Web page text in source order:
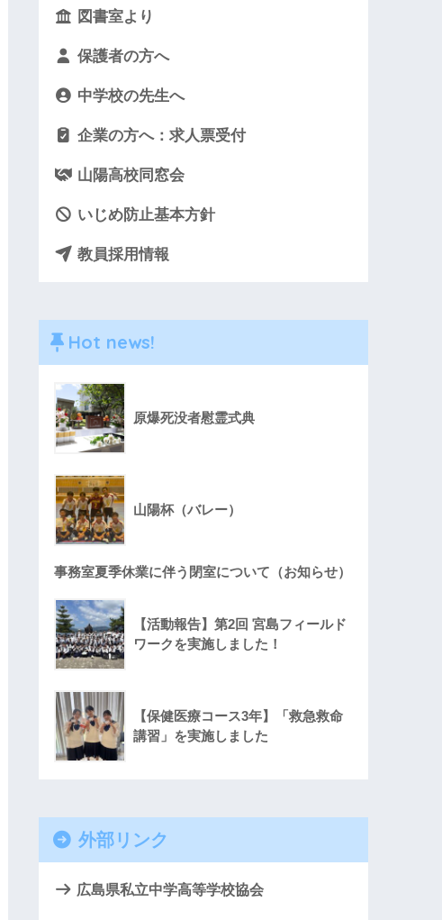
図書室より
保護者の方へ
中学校の先生へ
企業の方へ：求人票受付
山陽高校同窓会
いじめ防止基本方針
教員採用情報
Hot news!
原爆死没者慰霊式典
山陽杯（バレー）
事務室夏季休業に伴う閉室について（お知らせ）
【活動報告】第2回 宮島フィールド
ワークを実施しました！
【保健医療コース3年】「救急救命
講習」を実施しました
外部リンク
広島県私立中学高等学校協会